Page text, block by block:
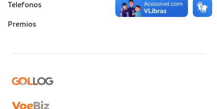
Telefonos
Premios